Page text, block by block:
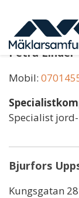
huvudinnehåll
Petra Linder
Mobil:
Specialist
Bjurfors
Kungsgatan 28